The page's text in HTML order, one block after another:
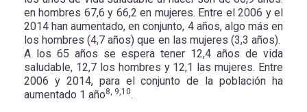
en hombres 67,6 y 66,2 en mujeres. Entre el 2006 y el
2014 han aumentado, en conjunto, 4 años, algo más en
los hombres (4,7 años) que en las mujeres (3,3 años).
A los 65 años se espera tener 12,4 años de vida
saludable, 12,7 los hombres y 12,1 las mujeres. Entre
2006 y 2014, para el conjunto de la población ha
aumentado 1 año8, 9,10.